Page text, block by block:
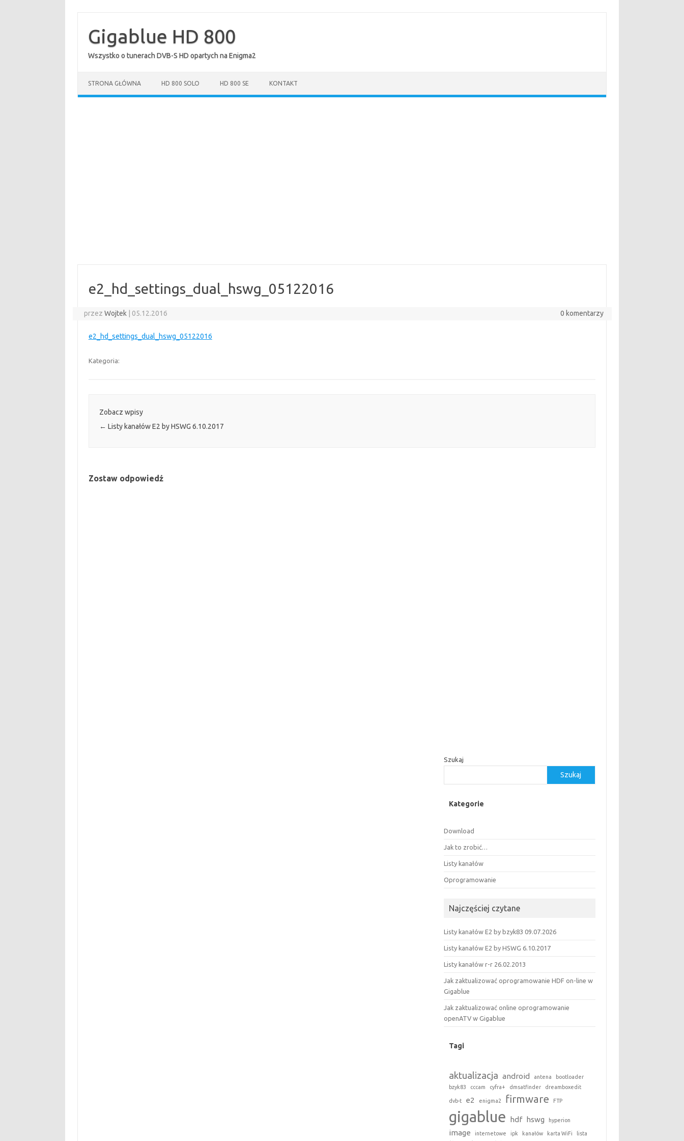
treściGigablue HD 800
Wszystko o tunerach DVB-S HD opartych na Enigma2
STRONA GŁÓWNA HD 800 SOLO HD 800 SE KONTAKT
e2_hd_settings_dual_hswg_05122016
przez Wojtek 05.12.2016 0 komentarzy
e2_hd_settings_dual_hswg_05122016
Kategoria:
Zobacz wpisy
← Listy kanałów E2 by HSWG 6.10.2017
Zostaw odpowiedź
Szukaj
Szukaj
Kategorie
Download
Jak to zrobić…
Listy kanałów
Oprogramowanie
Najczęściej czytane
Listy kanałów E2 by bzyk83 09.07.2026
Listy kanałów E2 by HSWG 6.10.2017
Listy kanałów r-r 26.02.2013
Jak zaktualizować oprogramowanie HDF on-line w
Gigablue
Jak zaktualizować online oprogramowanie
openATV w Gigablue
Tagi
aktualizacja android antena
bootloader
bzyk83
cccam cyfra+ dmsatfinder dreamboxedit
dvb-t e2 enigma2 firmware FTP
gigablue hdf hswg hyperion
image internetowe ipk kanałów karta WiFi lista